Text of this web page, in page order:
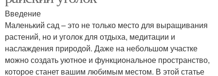
Введение
Маленький сад – это не только место для выращивания
растений, но и уголок для отдыха, медитации и
наслаждения природой. Даже на небольшом участке
можно создать уютное и функциональное пространство,
которое станет вашим любимым местом. В этой статье